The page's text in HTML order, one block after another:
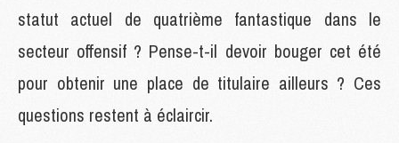
statut actuel de quatrième fantastique dans le
secteur offensif ? Pense-t-il devoir bouger cet été
pour obtenir une place de titulaire ailleurs ? Ces
questions restent à éclaircir.